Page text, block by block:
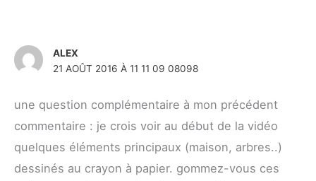
ALEX
21 AOÛT 2016 À 11 11 09 08098
une question complémentaire à mon précédent
commentaire : je crois voir au début de la vidéo
quelques éléments principaux (maison, arbres..)
dessinés au crayon à papier. gommez-vous ces